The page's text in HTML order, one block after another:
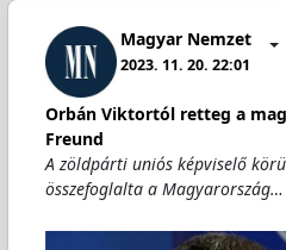
Magyar Nemzet
2023. 11. 20. 22:01
Orbán Viktortól retteg a
Freund
A zöldpárti uniós képviselő
összefoglalta a Magyarország…